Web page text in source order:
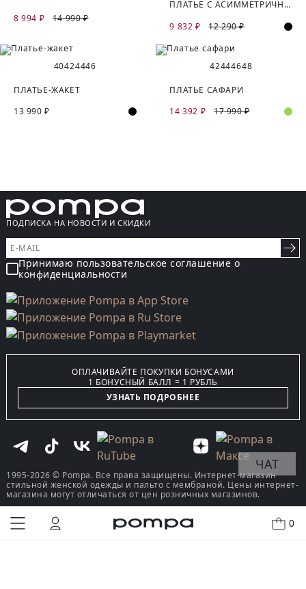
0
КУПИТЬ В ОДИН КЛИК
8 994 ₽
14 990 ₽
ПЛАТЬЕ С АСИММЕТРИЧНОЙ ЗАСТЕЖКОЙ ИЗ КОСТЮМНОЙ ТКАНИ
9 832 ₽
12 290 ₽
40424446
ПЛАТЬЕ-ЖАКЕТ
13 990 ₽
42444648
ПЛАТЬЕ САФАРИ
14 392 ₽
17 990 ₽
ПОДПИСКА НА НОВОСТИ И СКИДКИ
Принимаю пользовательское соглашение о
конфиденциальности
ОПЛАЧИВАЙТЕ ПОКУПКИ БОНУСАМИ
1 БОНУСНЫЙ БАЛЛ = 1 РУБЛЬ
УЗНАТЬ ПОДРОБНЕЕ
1995-2026 © Pompa. Все права защищены. Интернет-магазин
стильной женской одежды и пальто с мембраной. Цены интернет-
магазина могут отличаться от цен розничных магазинов.
ЧАТ